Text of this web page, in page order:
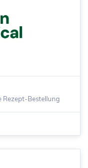
Rezept-Bestellung